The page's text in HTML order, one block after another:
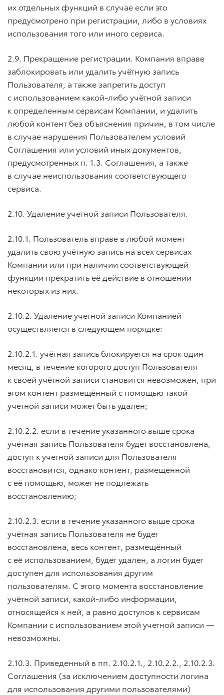
их отдельных функций в случае если это
предусмотрено при регистрации, либо в условиях
использования того или иного сервиса.
2.9. Прекращение регистрации. Компания вправе
заблокировать или удалить учётную запись
Пользователя, а также запретить доступ
с использованием какой-либо учётной записи
к определенным сервисам Компании, и удалить
любой контент без объяснения причин, в том числе
в случае нарушения Пользователем условий
Соглашения или условий иных документов,
предусмотренных п. 1.3. Соглашения, а также
в случае неиспользования соответствующего
сервиса.
2.10. Удаление учетной записи Пользователя.
2.10.1. Пользователь вправе в любой момент
удалить свою учётную запись на всех сервисах
Компании или при наличии соответствующей
функции прекратить её действие в отношении
некоторых из них.
2.10.2. Удаление учетной записи Компанией
осуществляется в следующем порядке:
2.10.2.1. учётная запись блокируется на срок один
месяц, в течение которого доступ Пользователя
к своей учётной записи становится невозможен, при
этом контент размещённый с помощью такой
учетной записи может быть удален;
2.10.2.2. если в течение указанного выше срока
учётная запись Пользователя будет восстановлена,
доступ к учетной записи для Пользователя
восстановится, однако контент, размещенной
с её помощью, может не подлежать
восстановлению;
2.10.2.3. если в течение указанного выше срока
учётная запись Пользователя не будет
восстановлена, весь контент, размещённый
с её использованием, будет удален, а логин будет
доступен для использования другим
пользователям. С этого момента восстановление
учётной записи, какой-либо информации,
относящейся к ней, а равно доступов к сервисам
Компании с использованием этой учетной записи —
невозможны.
2.10.3. Приведенный в пп. 2.10.2.1., 2.10.2.2., 2.10.2.3.
Соглашения (за исключением доступности логина
для использования другими пользователями)